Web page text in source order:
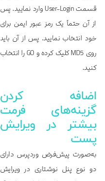
قسمت User-Login وارد نمایید. پس
از آن حتماً یک رمز عبور ایمن برای
خود انتخاب نمایید. پس از آن باید
روی MD5 کلیک کرده و GO را انتخاب
کنید.
اضافه کردن
گزینه‌‌‌‌‌های فرمت
بیشتر در ویرایش
پست
به‌صورت پیش‌فرض وردپرس دارای
دو نوع پنل نوشتاری در ویرایش